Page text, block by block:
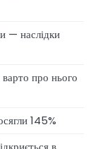
— наслідки
про нього
145%